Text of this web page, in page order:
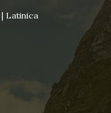
| Latinica